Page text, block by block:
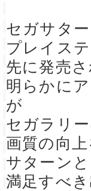
セガサタ
プレイス
先に発売
明らかに
が
セガラリ
画質の向
サターン
満足すべき